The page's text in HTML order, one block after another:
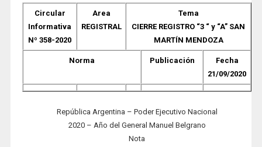
Circular
Informativa
Nº 358-2020
Area
REGISTRAL
Tema
CIERRE REGISTRO “3 “ y “A” SAN
MARTÍN MENDOZA
Norma Publicación
Fecha
21/09/2020
República Argentina – Poder Ejecutivo Nacional
2020 – Año del General Manuel Belgrano
Nota